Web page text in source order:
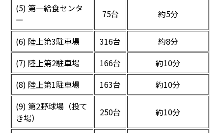
(5) 第一給食センタ
ー
75台 約5分
(6) 陸上第3駐車場 316台
約8分
(7) 陸上第2駐車場
166台
約10分
(8) 陸上第1駐車場
163台
約10分
(9) 第2野球場（投て
き場）
250台 約10分